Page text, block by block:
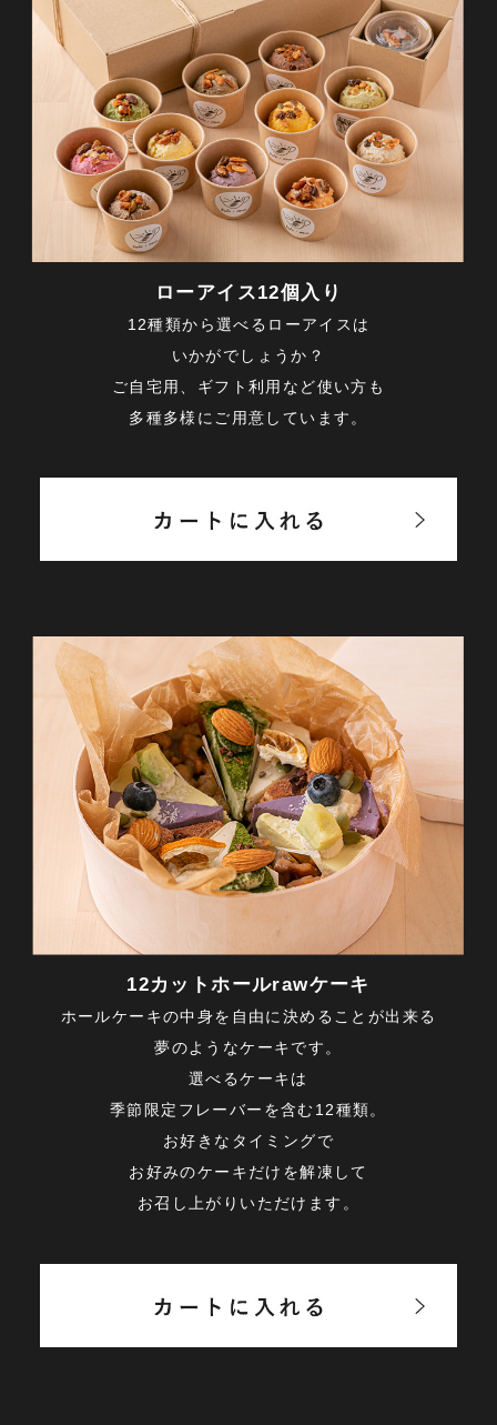
ローアイス12個入り
12種類から選べるローアイスは
いかがでしょうか？
ご自宅用、ギフト利用など使い方も
多種多様にご用意しています。
12カットホールrawケーキ
ホールケーキの中身を自由に決めることが出来る
夢のようなケーキです。
選べるケーキは
季節限定フレーバーを含む12種類。
お好きなタイミングで
お好みのケーキだけを解凍して
お召し上がりいただけます。